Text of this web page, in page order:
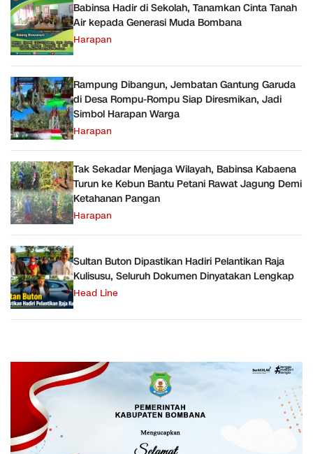
Babinsa Hadir di Sekolah, Tanamkan Cinta Tanah
Air kepada Generasi Muda Bombana
Harapan
Rampung Dibangun, Jembatan Gantung Garuda
di Desa Rompu-Rompu Siap Diresmikan, Jadi
Simbol Harapan Warga
Harapan
Tak Sekadar Menjaga Wilayah, Babinsa Kabaena
Turun ke Kebun Bantu Petani Rawat Jagung Demi
Ketahanan Pangan
Harapan
Sultan Buton Dipastikan Hadiri Pelantikan Raja
Kulisusu, Seluruh Dokumen Dinyatakan Lengkap
Head Line